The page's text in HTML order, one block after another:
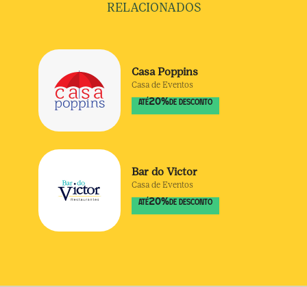
RELACIONADOS
Casa Poppins
Casa de Eventos
ATÉ20% DE DESCONTO
Bar do Victor
Casa de Eventos
ATÉ20% DE DESCONTO